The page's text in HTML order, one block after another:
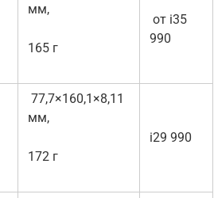
мм,
165 г
от i35
990
77,7×160,1×8,11
мм,
172 г
i29 990